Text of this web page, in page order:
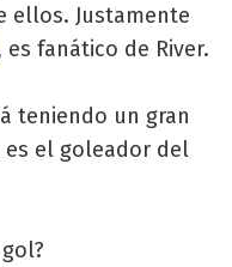
ellos. Justamente
es fanático de River.
teniendo un gran
el goleador del